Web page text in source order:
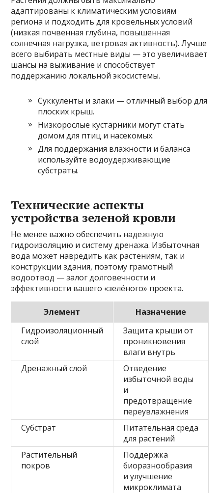
адаптированы к климатическим условиям
региона и подходить для кровельных условий
(низкая почвенная глубина, повышенная
солнечная нагрузка, ветровая активность). Лучше
всего выбирать местные виды — это увеличивает
шансы на выживание и способствует
поддержанию локальной экосистемы.
Суккуленты и злаки — отличный выбор для
плоских крыш.
Низкорослые кустарники могут стать
домом для птиц и насекомых.
Для поддержания влажности и баланса
используйте водоудерживающие
субстраты.
Технические аспекты
устройства зеленой кровли
Не менее важно обеспечить надежную
гидроизоляцию и систему дренажа. Избыточная
вода может навредить как растениям, так и
конструкции здания, поэтому грамотный
водоотвод — залог долговечности и
эффективности вашего «зелёного» проекта.
Элемент
Назначение
Гидроизоляционный
слой
Защита крыши от
проникновения
влаги внутрь
Дренажный слой
Отведение
избыточной воды
и
предотвращение
переувлажнения
Субстрат
Питательная среда
для растений
Растительный
покров
Поддержка
биоразнообразия
и улучшение
микроклимата